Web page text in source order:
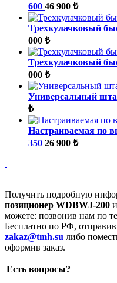
600 46 900 ₺
Трехкулачковый
000 ₺
Трехкулачковый
000 ₺
Универсальный
₺
Настраиваемая по
350 26 900 ₺
Получить подробную
позиционер WDBWJ-200
можете: позвонив нам по
Бесплатно по РФ,
zakaz@tmh.su либо
оформив заказ.
Есть вопросы?